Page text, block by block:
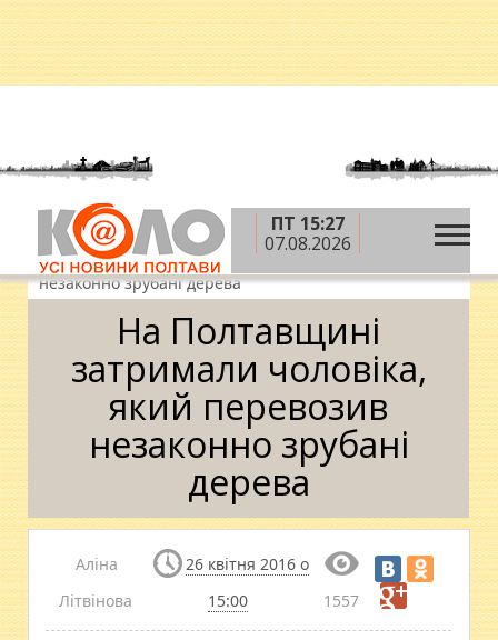
ПТ 15:27
07.08.2026
Головна » Новини » Кримінал »
Полтавщині затримали чоловіка, який перевозив
незаконно зрубані дерева
На Полтавщині
затримали чоловіка,
який перевозив
незаконно зрубані
дерева
Аліна
Літвінова
26 квітня 2016 о
15:00
1557